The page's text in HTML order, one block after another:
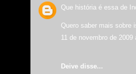
Que história é essa de
Quero saber mais sobre
11 de novembro de 2009
Deive disse...